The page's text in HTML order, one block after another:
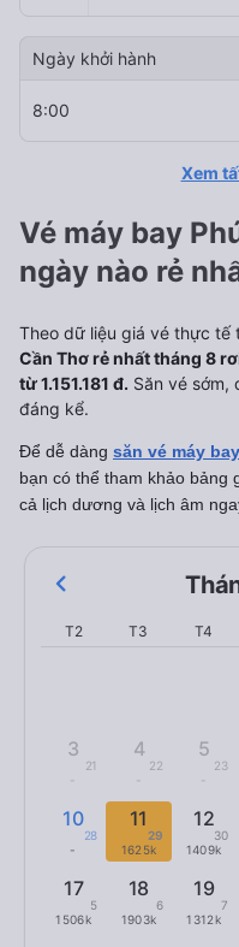
Ngày khởi hành
8:00
Xem
Vé máy bay
ngày nào rẻ
Theo dữ liệu giá vé thực tế
Cần Thơ rẻ nhất tháng 8
từ 1.151.181 đ. Săn vé sớm,
đáng kể.
Để dễ dàng săn vé máy
bạn có thể tham khảo bảng
cả lịch dương và lịch âm
T2 T3 T4
3
21
-
4
22
-
5
23
-
10
28
-
11
29
1625k
12
30
1409k
17
5
1506k
18
6
1903k
19
7
1312k